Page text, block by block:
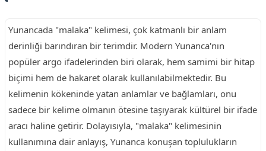
Yunancada "malaka" kelimesi, çok katmanlı bir anlam
derinliği barındıran bir terimdir. Modern Yunanca'nın
popüler argo ifadelerinden biri olarak, hem samimi bir hitap
biçimi hem de hakaret olarak kullanılabilmektedir. Bu
kelimenin kökeninde yatan anlamlar ve bağlamları, onu
sadece bir kelime olmanın ötesine taşıyarak kültürel bir ifade
aracı haline getirir. Dolayısıyla, "malaka" kelimesinin
kullanımına dair anlayış, Yunanca konuşan toplulukların